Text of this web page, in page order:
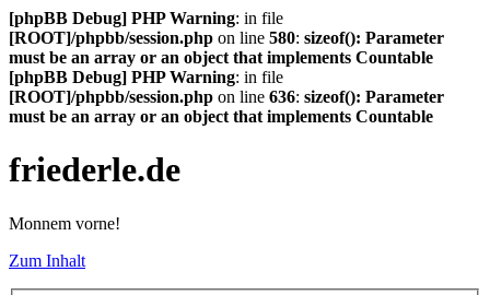
[phpBB Debug] PHP Warning: in file
[ROOT]/phpbb/session.php on line 580: sizeof(): Parameter
must be an array or an object that implements Countable
[phpBB Debug] PHP Warning: in file
[ROOT]/phpbb/session.php on line 636: sizeof(): Parameter
must be an array or an object that implements Countable
friederle.de
Monnem vorne!
Zum Inhalt